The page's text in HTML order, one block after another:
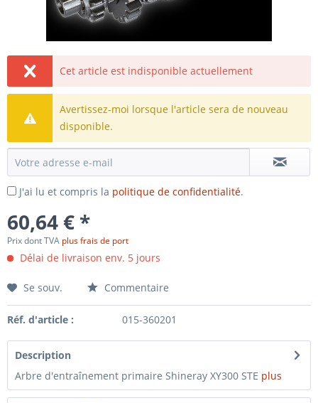
Cet article est indisponible actuellement
Avertissez-moi lorsque l'article sera de nouveau
disponible.
J'ai lu et compris la politique de confidentialité.
60,64 € *
Prix dont TVA plus frais de port
Délai de livraison env. 5 jours
Se souv. Commentaire
Réf. d'article : 015-360201
Description
Arbre d'entraînement primaire Shineray XY300 STE plus